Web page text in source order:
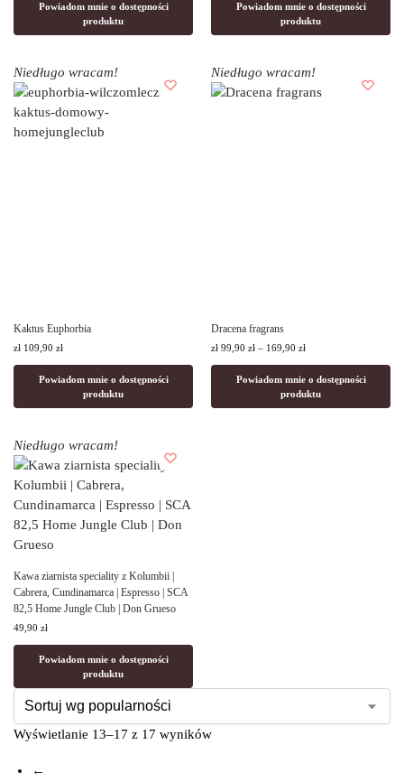
Powiadom mnie o dostępności
produktu
Powiadom mnie o dostępności
produktu
Niedługo wracam!
Kaktus Euphorbia
zł 109,90 zł
Powiadom mnie o dostępności
produktu
Niedługo wracam!
Dracena fragrans
zł 99,90 zł – 169,90 zł
Powiadom mnie o dostępności
produktu
Niedługo wracam!
Kawa ziarnista speciality z Kolumbii |
Cabrera, Cundinamarca | Espresso | SCA
82,5 Home Jungle Club | Don Grueso
49,90 zł
Powiadom mnie o dostępności
produktu
Wyświetlanie 13–17 z 17 wyników
←